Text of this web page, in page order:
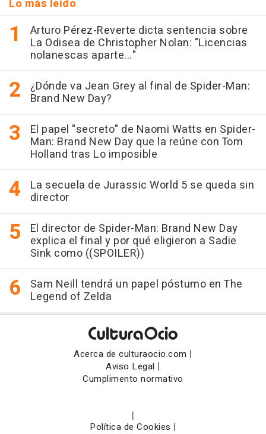
Lo más leído
Arturo Pérez-Reverte dicta sentencia sobre
La Odisea de Christopher Nolan: "Licencias
nolanescas aparte..."
¿Dónde va Jean Grey al final de Spider-Man:
Brand New Day?
El papel "secreto" de Naomi Watts en Spider-
Man: Brand New Day que la reúne con Tom
Holland tras Lo imposible
La secuela de Jurassic World 5 se queda sin
director
El director de Spider-Man: Brand New Day
explica el final y por qué eligieron a Sadie
Sink como ((SPOILER))
Sam Neill tendrá un papel póstumo en The
Legend of Zelda
Acerca de culturaocio.com |
Aviso Legal |
Cumplimento normativo
|
Política de Cookies |